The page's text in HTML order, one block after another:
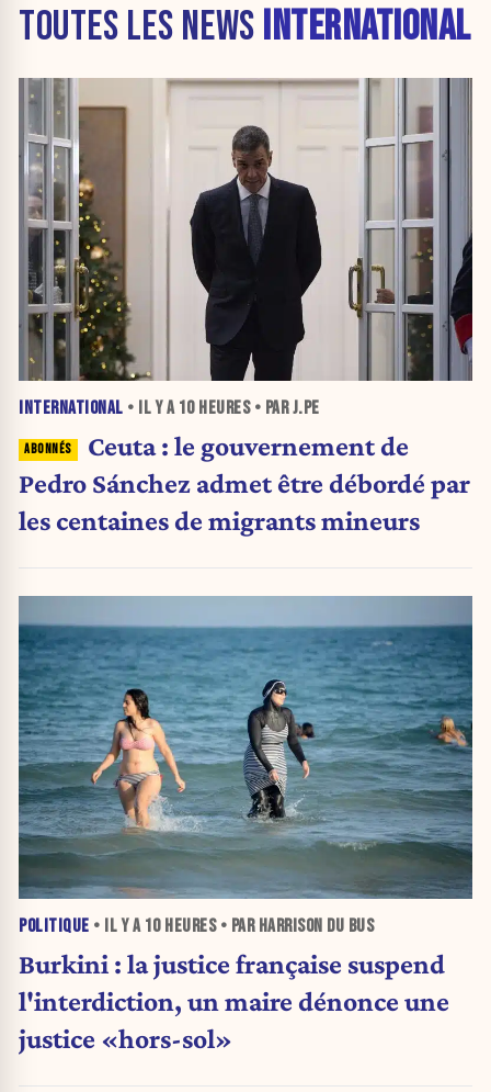
TOUTES LES NEWS INTERNATIONAL
INTERNATIONAL • IL Y A 10 HEURES• PAR J.PE
Ceuta : le gouvernement de
Pedro Sánchez admet être débordé par
les centaines de migrants mineurs
POLITIQUE • IL Y A 10 HEURES• PAR HARRISON DU BUS
Burkini : la justice française suspend
l'interdiction, un maire dénonce une
justice «hors-sol»